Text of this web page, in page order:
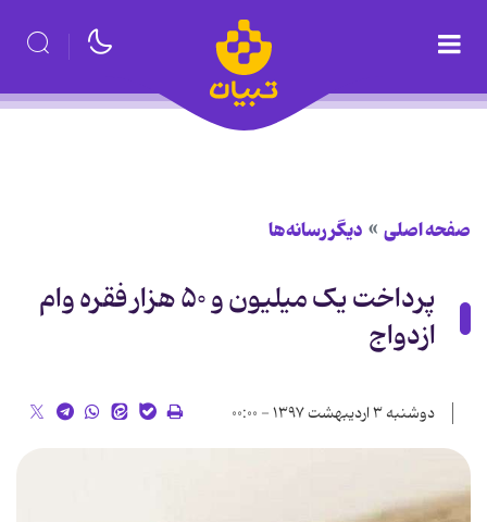
صفحه اصلی دیگر رسانه‌ها
پرداخت یک میلیون و ۵۰ هزار فقره وام
ازدواج
دوشنبه ۳ اردیبهشت ۱۳۹۷ - ۰۰:۰۰